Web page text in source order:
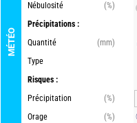
MÉTÉO
Nébulosité
(%)
Précipitations :
Quantité
(mm)
Type
Risques :
Précipitation
(%)
Orage
(%)